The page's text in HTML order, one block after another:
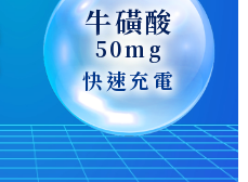
牛磺酸
50mg
快速充電